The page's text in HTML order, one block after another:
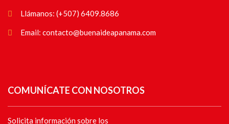
Llámanos: (+507) 6409.8686
Email: contacto@buenaideapanama.com
COMUNÍCATE CON NOSOTROS
Solicita información sobre los